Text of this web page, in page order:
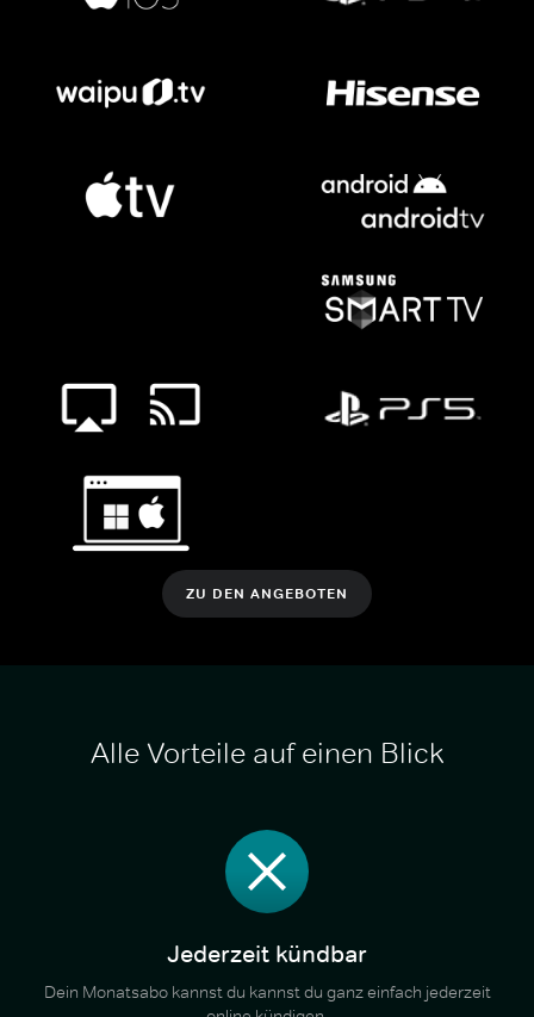
ZU DEN ANGEBOTEN
Alle Vorteile auf einen Blick
Jederzeit kündbar
Dein Monatsabo kannst du kannst du ganz einfach jederzeit